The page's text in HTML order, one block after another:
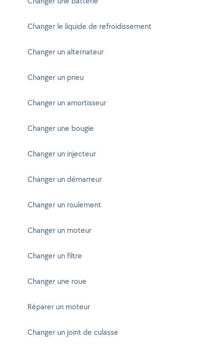
Changer le liquide de refroidissement
Changer un alternateur
Changer un pneu
Changer un amortisseur
Changer une bougie
Changer un injecteur
Changer un démarreur
Changer un roulement
Changer un moteur
Changer un filtre
Changer une roue
Réparer un moteur
Changer un joint de culasse